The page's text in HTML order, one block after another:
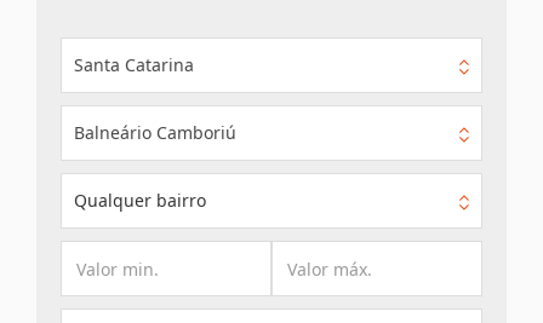
Santa Catarina
Balneário Camboriú
Qualquer bairro